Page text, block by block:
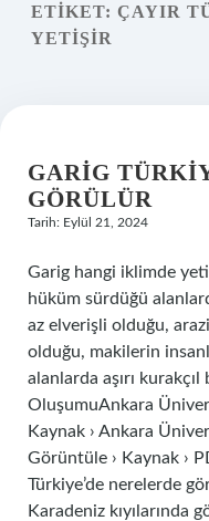
Yasal Uyarı
ETIKET: ÇAYIR
YETIŞIR
GARIG
GÖRÜLÜR
Tarih: Eylül 21, 2024
Garig hangi iklimde
hüküm sürdüğü
az elverişli olduğu,
olduğu, makilerin
alanlarda aşırı
OluşumuAnkara
Kaynak › Ankara
Görüntüle › Kaynak ›
Türkiye’de nerelerde
Karadeniz